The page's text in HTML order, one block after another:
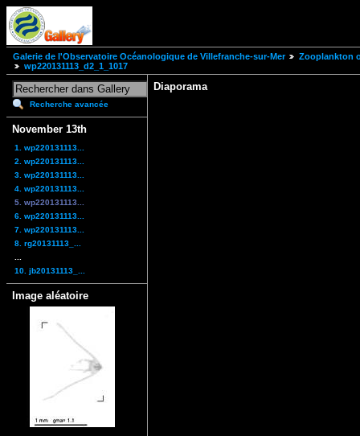
Galerie de l'Observatoire Océanologique de Villefranche-sur-Mer
Zooplankton
wp220131113_d2_1_1017
Recherche avancée
November 13th
1. wp220131113...
2. wp220131113...
3. wp220131113...
4. wp220131113...
5. wp220131113...
6. wp220131113...
7. wp220131113...
8. rg20131113_...
10. jb20131113_...
Image aléatoire
Diaporama